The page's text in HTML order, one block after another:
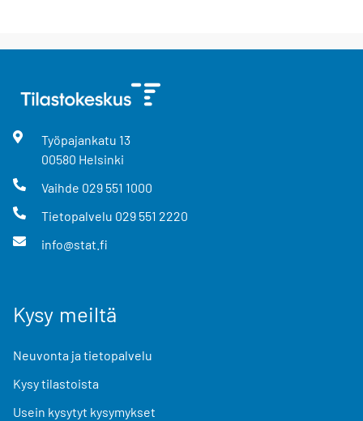
Työpajankatu 13
00580 Helsinki
Vaihde 029 551 1000
Tietopalvelu 029 551 2220
info@stat.fi
Kysy meiltä
Neuvonta ja tietopalvelu
Kysy tilastoista
Usein kysytyt kysymykset